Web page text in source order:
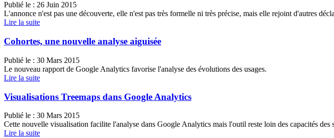
Publié le : 26 Juin 2015
L'annonce n'est pas une découverte, elle n'est pas très formelle ni très précise, mais elle rejoint d'autres
Lire la suite
Cohortes, une nouvelle analyse aiguisée
Publié le : 30 Mars 2015
Le nouveau rapport de Google Analytics favorise l'analyse des évolutions des usages.
Lire la suite
Visualisations Treemaps dans Google Analytics
Publié le : 30 Mars 2015
Cette nouvelle visualisation facilite l'analyse dans Google Analytics mais l'outil reste loin des capacités des
Lire la suite